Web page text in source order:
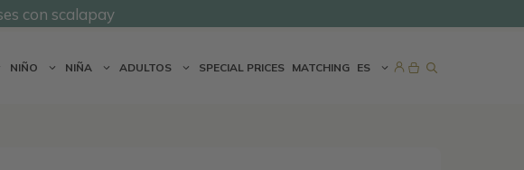
con scalapay
NIÑO NIÑA ADULTOS SPECIAL PRICES MATCHING ES